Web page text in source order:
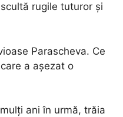
rugile tuturor şi
Parascheva. Ce
a aşezat o
ani în urmă, trăia